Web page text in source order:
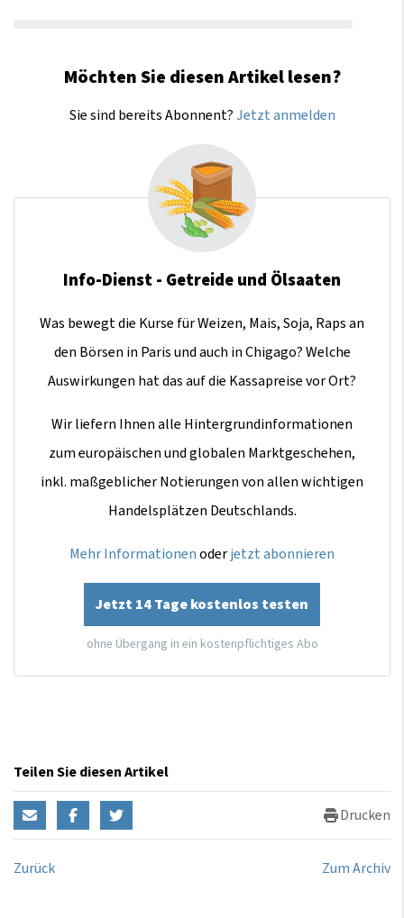
Möchten Sie diesen Artikel lesen?
Sie sind bereits Abonnent?Jetzt anmelden
Info-Dienst - Getreide und Ölsaaten
Was bewegt die Kurse für Weizen, Mais, Soja, Raps an
den Börsen in Paris und auch in Chigago? Welche
Auswirkungen hat das auf die Kassapreise vor Ort?
Wir liefern Ihnen alle Hintergrundinformationen
zum europäischen und globalen Marktgeschehen,
inkl. maßgeblicher Notierungen von allen wichtigen
Handelsplätzen Deutschlands.
Mehr Informationenoderjetzt abonnieren
Jetzt 14 Tage kostenlos testen
ohne Übergang in ein kostenpflichtiges Abo
Teilen Sie diesen Artikel
Drucken
Zurück Zum Archiv